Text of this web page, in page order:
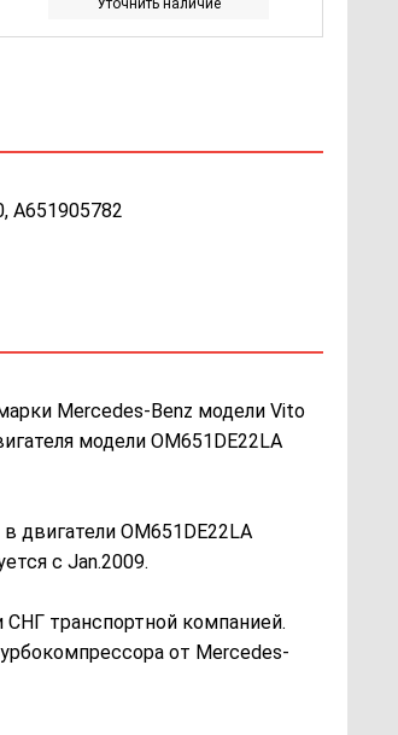
Уточнить наличие
A651905782
Mercedes-Benz модели Vito
модели OM651DE22LA
двигатели OM651DE22LA
с Jan.2009.
транспортной компанией.
от Mercedes-